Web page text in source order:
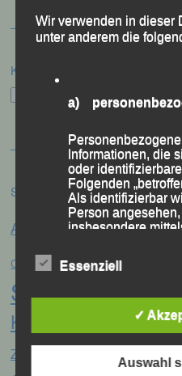
Kategorien
Kategorien
Schlagwörter
Alex SellnerAnna
Centa Hollweck Christina
SchultzFrank
Keifenheim
Georg Eibl
Zahn
Jahreshauptversammlung
Wir verwenden in dieser
unter anderem die
a)
Informationen, die
oder
Folgenden
Als identifizierbar
Person
insbesondere
Online-Kennung
Ausdruck der
genetischen,
natürlichen Person
Essenziell
✓
Auswahl